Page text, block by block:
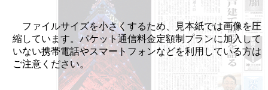
ファイルサイズを小さくするため、見本紙では画像を圧
縮しています。パケット通信料金定額制プランに加入して
いない携帯電話やスマートフォンなどを利用している方は
ご注意ください。